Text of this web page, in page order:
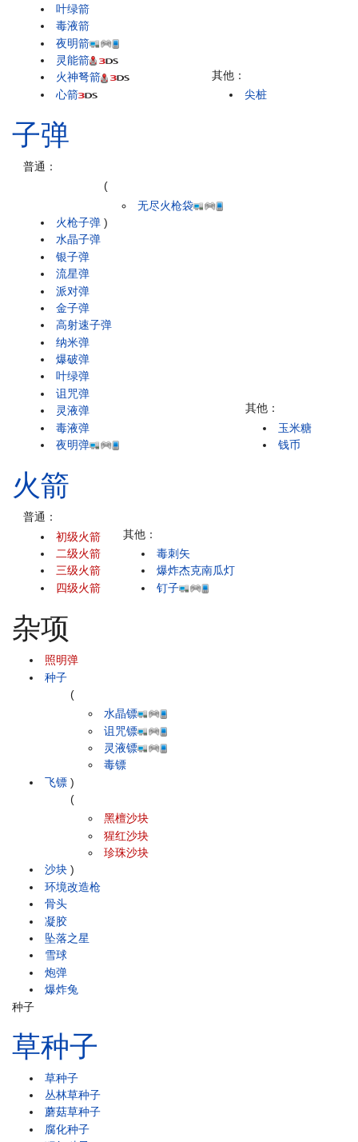
叶绿箭
毒液箭
夜明箭
灵能箭
火神弩箭
心箭
其他：
尖桩
子弹
普通：
火枪子弹
(
无尽火枪袋
)
水晶子弹
银子弹
流星弹
派对弹
金子弹
高射速子弹
纳米弹
爆破弹
叶绿弹
诅咒弹
灵液弹
毒液弹
夜明弹
其他：
玉米糖
钱币
火箭
普通：
初级火箭
二级火箭
三级火箭
四级火箭
其他：
毒刺矢
爆炸杰克南瓜灯
钉子
杂项
照明弹
种子
飞镖
(
水晶镖
诅咒镖
灵液镖
毒镖
)
沙块
(
黑檀沙块
猩红沙块
珍珠沙块
)
环境改造枪
骨头
凝胶
坠落之星
雪球
炮弹
爆炸兔
种子
草种子
草种子
丛林草种子
蘑菇草种子
腐化种子